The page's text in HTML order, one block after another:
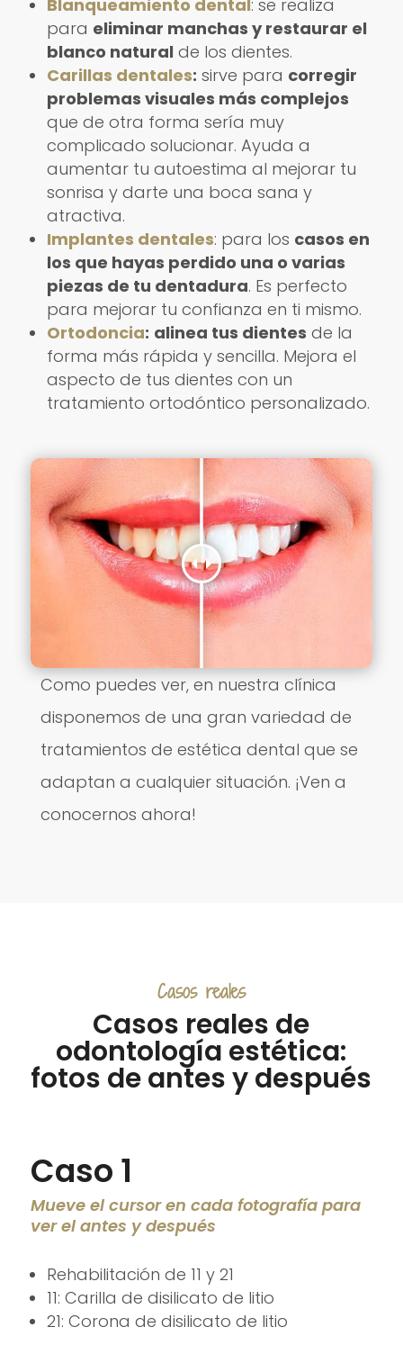
Blanqueamiento dental : se realiza
para eliminar manchas y restaurar el
blanco natural de los dientes.
Carillas dentales: sirve para corregir
problemas visuales más complejos
que de otra forma sería muy
complicado solucionar. Ayuda a
aumentar tu autoestima al mejorar tu
sonrisa y darte una boca sana y
atractiva.
Implantes dentales: para los casos en
los que hayas perdido una o varias
piezas de tu dentadura. Es perfecto
para mejorar tu confianza en ti mismo.
Ortodoncia: alinea tus dientes de la
forma más rápida y sencilla. Mejora el
aspecto de tus dientes con un
tratamiento ortodóntico personalizado.
Como puedes ver, en nuestra clínica
disponemos de una gran variedad de
tratamientos de estética dental que se
adaptan a cualquier situación. ¡Ven a
conocernos ahora!
Casos reales
Casos reales de
odontología estética:
fotos de antes y después
Caso 1
Mueve el cursor en cada fotografía para
ver el antes y después
Rehabilitación de 11 y 21
11: Carilla de disilicato de litio
21: Corona de disilicato de litio